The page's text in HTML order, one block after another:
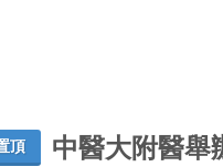
頂
中醫大附醫舉